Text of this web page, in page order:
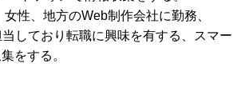
性、地方のWeb制作会社に勤務、
しており転職に興味を有する、スマー
をする。